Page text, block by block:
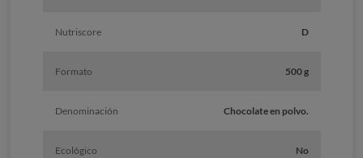
Nutriscore D
Formato 500 g
Denominación Chocolate en polvo.
Ecológico No